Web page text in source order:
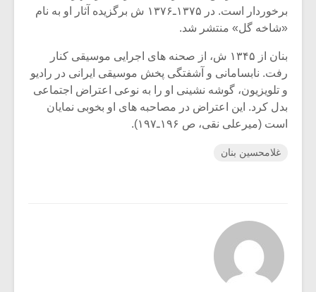
برخوردار است. در ۱۳۷۵ـ۱۳۷۶ ش برگزیده آثار او به نام
«شاخه گل» منتشر شد.
بنان از ۱۳۴۵ ش، از صحنه های اجرایی موسیقی کنار
رفت. نابسامانی و آشفتگی پخش موسیقی ایرانی در رادیو
و تلویزیون، گوشه نشینی او را به نوعی اعتراض اجتماعی
بدل کرد. این اعتراض در مصاحبه های او بخوبی نمایان
است (میرعلی نقی، ص ۱۹۶ـ۱۹۷).
غلامحسین بنان